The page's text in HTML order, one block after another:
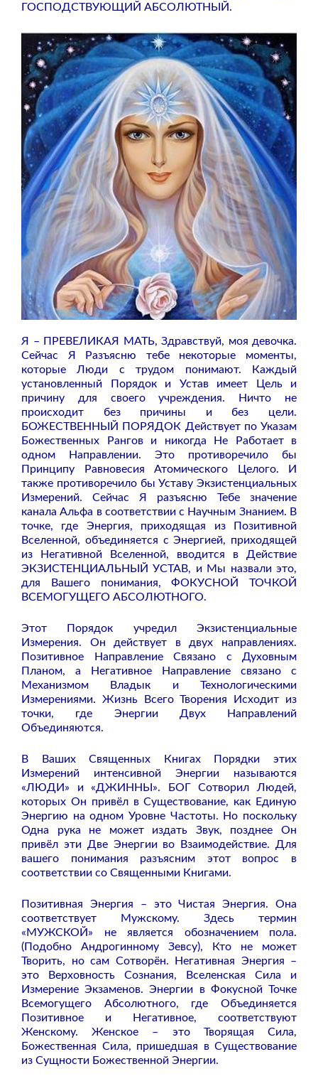
ГОСПОДСТВУЮЩИЙ АБСОЛЮТНЫЙ.
Я – ПРЕВЕЛИКАЯ МАТЬ, Здравствуй, моя девочка.
Сейчас Я Разъясню тебе некоторые моменты,
которые Люди с трудом понимают. Каждый
установленный Порядок и Устав имеет Цель и
причину для своего учреждения. Ничто не
происходит без причины и без цели.
БОЖЕСТВЕННЫЙ ПОРЯДОК Действует по Указам
Божественных Рангов и никогда Не Работает в
одном Направлении. Это противоречило бы
Принципу Равновесия Атомического Целого. И
также противоречило бы Уставу Экзистенциальных
Измерений. Сейчас Я разъясню Тебе значение
канала Альфа в соответствии с Научным Знанием. В
точке, где Энергия, приходящая из Позитивной
Вселенной, объединяется с Энергией, приходящей
из Негативной Вселенной, вводится в Действие
ЭКЗИСТЕНЦИАЛЬНЫЙ УСТАВ, и Мы назвали это,
для Вашего понимания, ФОКУСНОЙ ТОЧКОЙ
ВСЕМОГУЩЕГО АБСОЛЮТНОГО.
Этот Порядок учредил Экзистенциальные
Измерения. Он действует в двух направлениях.
Позитивное Направление Связано с Духовным
Планом, а Негативное Направление связано с
Механизмом Владык и Технологическими
Измерениями. Жизнь Всего Творения Исходит из
точки, где Энергии Двух Направлений
Объединяются.
В Ваших Священных Книгах Порядки этих
Измерений интенсивной Энергии называются
«ЛЮДИ» и «ДЖИННЫ». БОГ Сотворил Людей,
которых Он привёл в Существование, как Единую
Энергию на одном Уровне Частоты. Но поскольку
Одна рука не может издать Звук, позднее Он
привёл эти Две Энергии во Взаимодействие. Для
вашего понимания разъясним этот вопрос в
соответствии со Священными Книгами.
Позитивная Энергия – это Чистая Энергия. Она
соответствует Мужскому. Здесь термин
«МУЖСКОЙ» не является обозначением пола.
(Подобно Андрогинному Зевсу), Кто не может
Творить, но сам Сотворён. Негативная Энергия –
это Верховность Сознания, Вселенская Сила и
Измерение Экзаменов. Энергии в Фокусной Точке
Всемогущего Абсолютного, где Объединяется
Позитивное и Негативное, соответствуют
Женскому. Женское – это Творящая Сила,
Божественная Сила, пришедшая в Существование
из Сущности Божественной Энергии.